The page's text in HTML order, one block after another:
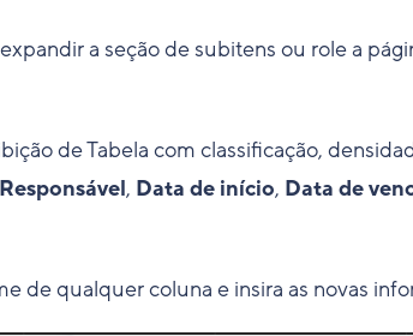
a seção de subitens ou role a
de Tabela com classificação,
Responsável, Data de início, Data de
de qualquer coluna e insira as novas